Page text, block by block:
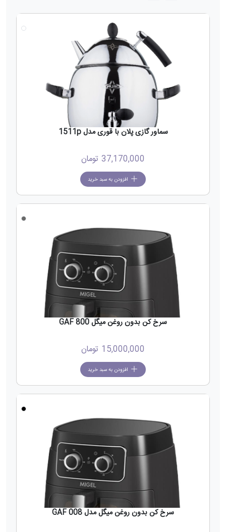
سماور گازی پلان با قوری مدل 1511p
37,170,000 تومان
افزودن به سبد خرید
سرخ کن بدون روغن میگل GAF 800
15,000,000 تومان
افزودن به سبد خرید
سرخ کن بدون روغن میگل مدل GAF 008